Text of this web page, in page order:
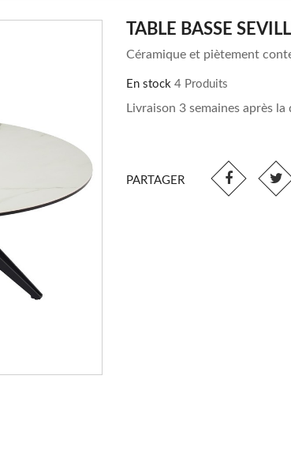
TABLE BASSE
Céramique et piètement
En stock 4 Produits
Livraison 3 semaines après
PARTAGER